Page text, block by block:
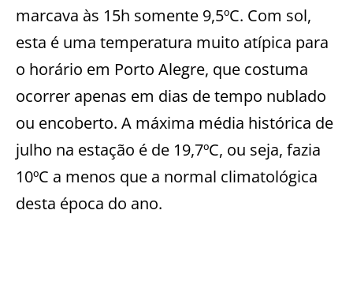
marcava às 15h somente 9,5ºC. Com sol,
esta é uma temperatura muito atípica para
o horário em Porto Alegre, que costuma
ocorrer apenas em dias de tempo nublado
ou encoberto. A máxima média histórica de
julho na estação é de 19,7ºC, ou seja, fazia
10ºC a menos que a normal climatológica
desta época do ano.